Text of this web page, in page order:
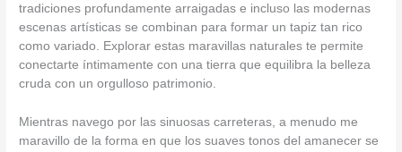
tradiciones profundamente arraigadas e incluso las modernas
escenas artísticas se combinan para formar un tapiz tan rico
como variado. Explorar estas maravillas naturales te permite
conectarte íntimamente con una tierra que equilibra la belleza
cruda con un orgulloso patrimonio.
Mientras navego por las sinuosas carreteras, a menudo me
maravillo de la forma en que los suaves tonos del amanecer se